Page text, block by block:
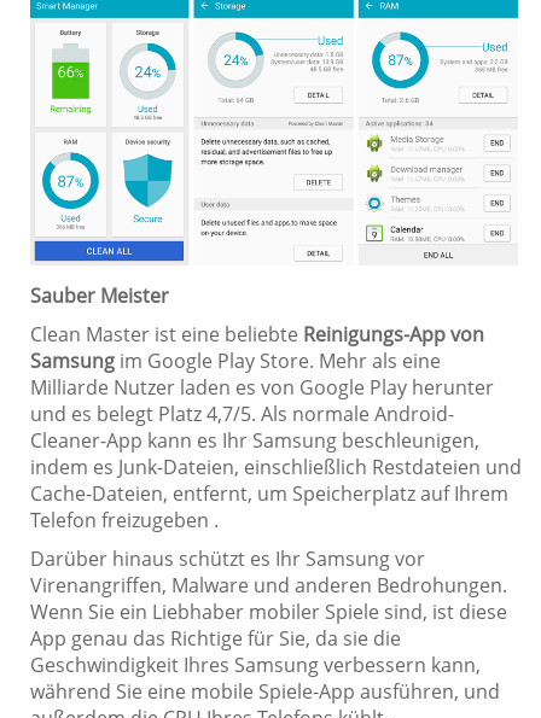
Sauber Meister
Clean Master ist eine beliebte Reinigungs-App von
Samsung im Google Play Store. Mehr als eine
Milliarde Nutzer laden es von Google Play herunter
und es belegt Platz 4,7/5. Als normale Android-
Cleaner-App kann es Ihr Samsung beschleunigen,
indem es Junk-Dateien, einschließlich Restdateien und
Cache-Dateien, entfernt, um Speicherplatz auf Ihrem
Telefon freizugeben .
Darüber hinaus schützt es Ihr Samsung vor
Virenangriffen, Malware und anderen Bedrohungen.
Wenn Sie ein Liebhaber mobiler Spiele sind, ist diese
App genau das Richtige für Sie, da sie die
Geschwindigkeit Ihres Samsung verbessern kann,
während Sie eine mobile Spiele-App ausführen, und